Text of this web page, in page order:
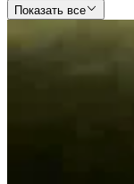
Показать все